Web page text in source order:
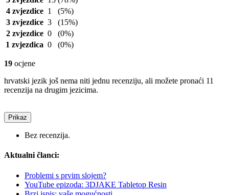
4 zvjezdice 1
(5%)
3 zvjezdice 3
(15%)
2 zvjezdice 0
(0%)
1 zvjezdica 0 (0%)
19 ocjene
hrvatski jezik još nema niti jednu recenziju, ali možete pronaći 11
recenzija na drugim jezicima.
Prikaz
Bez recenzija.
Aktualni članci:
Problemi s prvim slojem?
YouTube epizoda: 3DJAKE Tabletop Resin